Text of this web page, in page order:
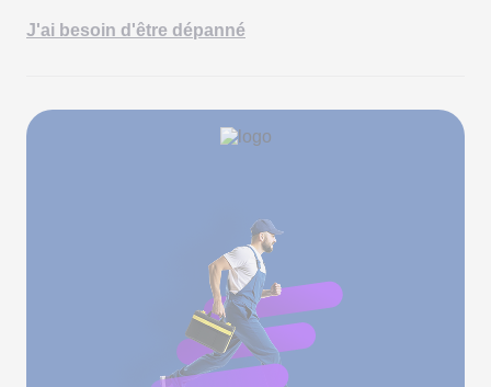
J'ai besoin d'être dépanné